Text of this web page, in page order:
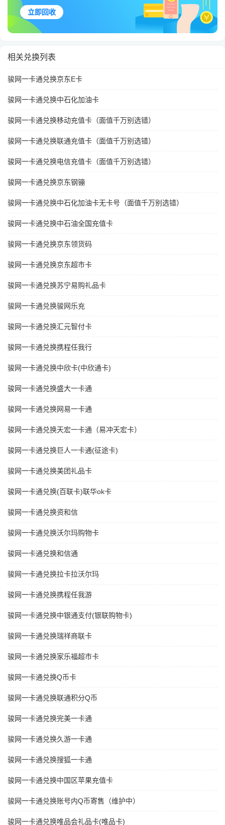
立即回收
相关兑换列表
骏网一卡通兑换京东E卡
骏网一卡通兑换中石化加油卡
骏网一卡通兑换移动充值卡（面值千万别选错）
骏网一卡通兑换联通充值卡（面值千万别选错）
骏网一卡通兑换电信充值卡（面值千万别选错）
骏网一卡通兑换京东钢镚
骏网一卡通兑换中石化加油卡无卡号（面值千万别选错）
骏网一卡通兑换中石油全国充值卡
骏网一卡通兑换京东领货码
骏网一卡通兑换京东超市卡
骏网一卡通兑换苏宁易购礼品卡
骏网一卡通兑换骏网乐充
骏网一卡通兑换汇元智付卡
骏网一卡通兑换携程任我行
骏网一卡通兑换中欣卡(中欣通卡)
骏网一卡通兑换盛大一卡通
骏网一卡通兑换网易一卡通
骏网一卡通兑换天宏一卡通（易冲天宏卡）
骏网一卡通兑换巨人一卡通(征途卡)
骏网一卡通兑换美团礼品卡
骏网一卡通兑换(百联卡)联华ok卡
骏网一卡通兑换资和信
骏网一卡通兑换沃尔玛购物卡
骏网一卡通兑换和信通
骏网一卡通兑换拉卡拉沃尔玛
骏网一卡通兑换携程任我游
骏网一卡通兑换中银通支付(银联购物卡)
骏网一卡通兑换瑞祥商联卡
骏网一卡通兑换家乐福超市卡
骏网一卡通兑换Q币卡
骏网一卡通兑换联通积分Q币
骏网一卡通兑换完美一卡通
骏网一卡通兑换久游一卡通
骏网一卡通兑换搜狐一卡通
骏网一卡通兑换中国区苹果充值卡
骏网一卡通兑换账号内Q币寄售（维护中）
骏网一卡通兑换唯品会礼品卡(唯品卡)